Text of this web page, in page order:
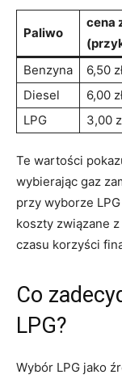
Paliwo
cena
Benzyna
6,50
Diesel
6,00⁢
LPG
3,00
Te wartości
wybierając gaz
przy wyborze
koszty związane
czasu korzyści
Co
LPG?
Wybór LPG jako